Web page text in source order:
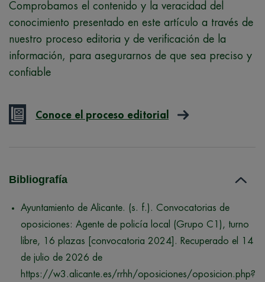
Comprobamos el contenido y la veracidad del
conocimiento presentado en este artículo a través de
nuestro proceso editoria y de verificación de la
información, para asegurarnos de que sea preciso y
confiable
Conoce el proceso editorial
Bibliografía
Ayuntamiento de Alicante. (s. f.). Convocatorias de
oposiciones: Agente de policía local (Grupo C1), turno
libre, 16 plazas [convocatoria 2024]. Recuperado el 14
de julio de 2026 de
https://w3.alicante.es/rrhh/oposiciones/oposicion.php?